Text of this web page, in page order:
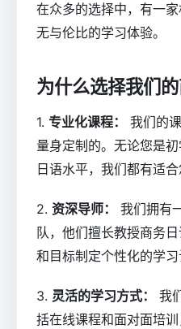
在众多的选择中，有一
无与伦比的学习体验。
为什么选择我们
1. 专业化课程：
我们的
量身定制的。无论您是
日语水平，我们都有适合
2. 资深导师：
我们拥有
队，他们擅长教授商务
和目标制定个性化的学习
3. 灵活的学习方式：
我
括在线课程和面对面培